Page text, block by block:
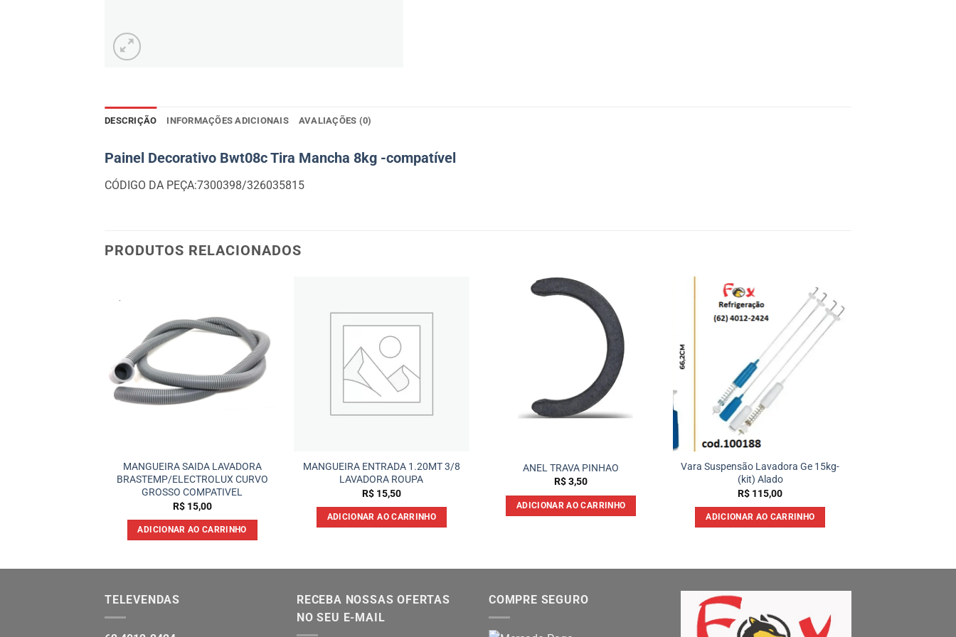
DESCRIÇÃO INFORMAÇÕES ADICIONAIS AVALIAÇÕES (0)
Painel Decorativo Bwt08c Tira Mancha 8kg -compatível
CÓDIGO DA PEÇA:7300398/326035815
PRODUTOS RELACIONADOS
MANGUEIRA SAIDA LAVADORA
BRASTEMP/ELECTROLUX CURVO
GROSSO COMPATIVEL
R$15,00
ADICIONAR AO CARRINHO
MANGUEIRA ENTRADA 1.20MT 3/8
LAVADORA ROUPA
R$15,50
ADICIONAR AO CARRINHO
ANEL TRAVA PINHAO
R$3,50
ADICIONAR AO CARRINHO
Vara Suspensão Lavadora Ge 15kg-
(kit) Alado
R$ 115,00
ADICIONAR AO CARRINHO
TELEVENDAS
RECEBA NOSSAS OFERTAS
NO SEU E-MAIL
COMPRE SEGURO